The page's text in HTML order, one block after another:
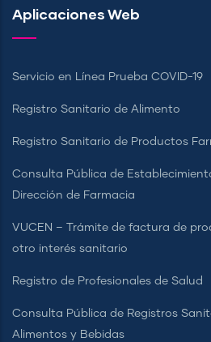
Aplicaciones Web
Servicio en Línea Prueba COVID-19
Registro Sanitario de Alimento
Registro Sanitario de Productos
Consulta Pública de
Dirección de Farmacia
VUCEN – Trámite de factura de
otro interés sanitario
Registro de Profesionales de Salud
Consulta Pública de Registros
Alimentos y Bebidas